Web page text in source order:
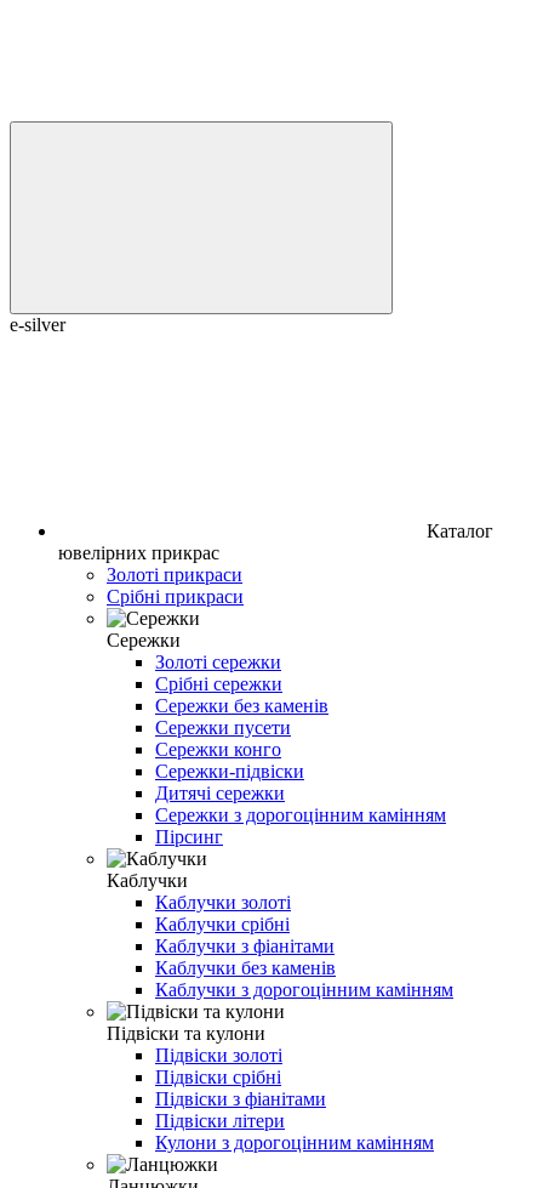
e-silver
Каталог
ювелірних прикрас
Золоті прикраси
Срібні прикраси
Сережки
Золоті сережки
Срібні сережки
Сережки без каменів
Сережки пусети
Сережки конго
Сережки-підвіски
Дитячі сережки
Сережки з дорогоцінним камінням
Пірсинг
Каблучки
Каблучки золоті
Каблучки срібні
Каблучки з фіанітами
Каблучки без каменів
Каблучки з дорогоцінним камінням
Підвіски та кулони
Підвіски золоті
Підвіски срібні
Підвіски з фіанітами
Підвіски літери
Кулони з дорогоцінним камінням